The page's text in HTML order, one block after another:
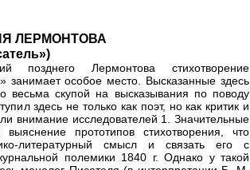
ЛЕРМОНТОВА
позднего Лермонтова стихотворение
занимает особое место. Высказанные здесь
весьма скупой на высказывания по поводу
здесь не только как поэт, но как критик и
внимание исследователей 1. Значительные
прототипов стихотворения, что
литературный смысл и связать его с
полемики 1840 г. Однако у такой